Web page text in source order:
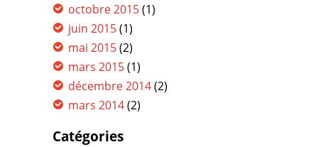
octobre 2015(1)
juin 2015(1)
mai 2015(2)
mars 2015(1)
décembre 2014(2)
mars 2014(2)
Catégories